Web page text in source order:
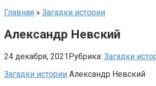
Главная » Загадки истории
Александр Невский
24 декабря, 2021Рубрика: Загадки
Загадки истории Александр Невский